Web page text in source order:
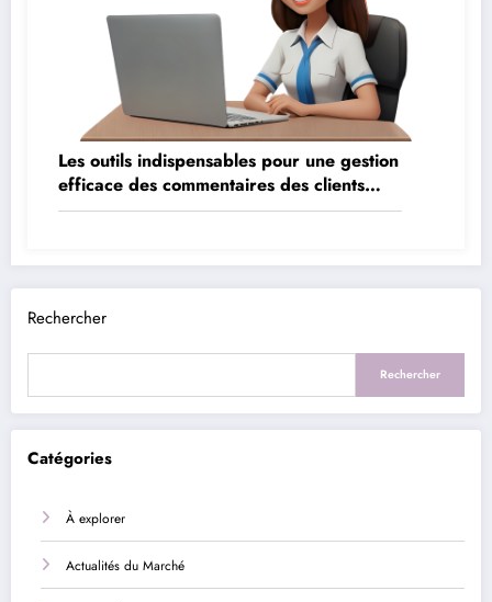
Les outils indispensables pour une gestion
efficace des commentaires des clients
internes
Rechercher
Rechercher
Catégories
À explorer
Actualités du Marché